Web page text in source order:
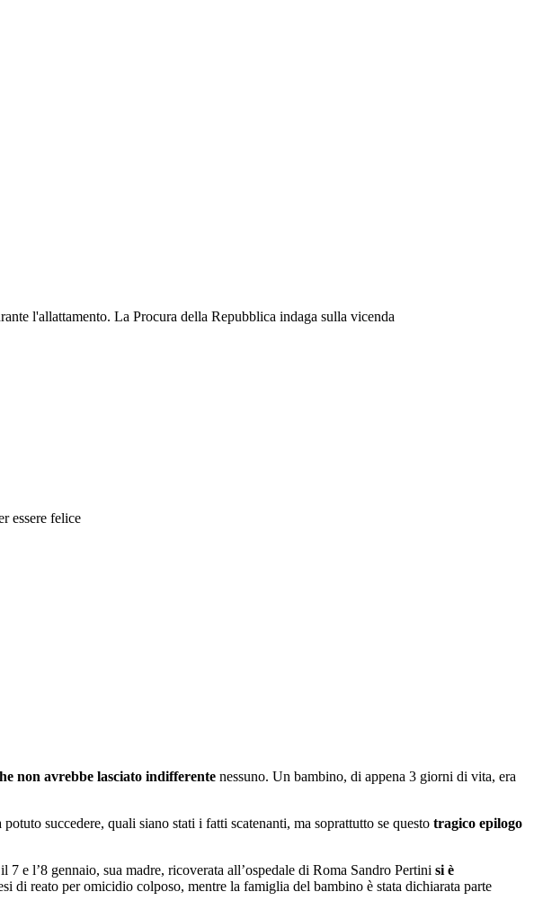
l'allattamento. La Procura della Repubblica indaga sulla vicenda
essere felice
non avrebbe lasciato indifferente nessuno. Un bambino, di appena 3 giorni di vita, era
succedere, quali siano stati i fatti scatenanti, ma soprattutto se questo tragico epilogo
7 e l’8 gennaio, sua madre, ricoverata all’ospedale di Roma Sandro Pertini si è
di reato per omicidio colposo, mentre la famiglia del bambino è stata dichiarata parte